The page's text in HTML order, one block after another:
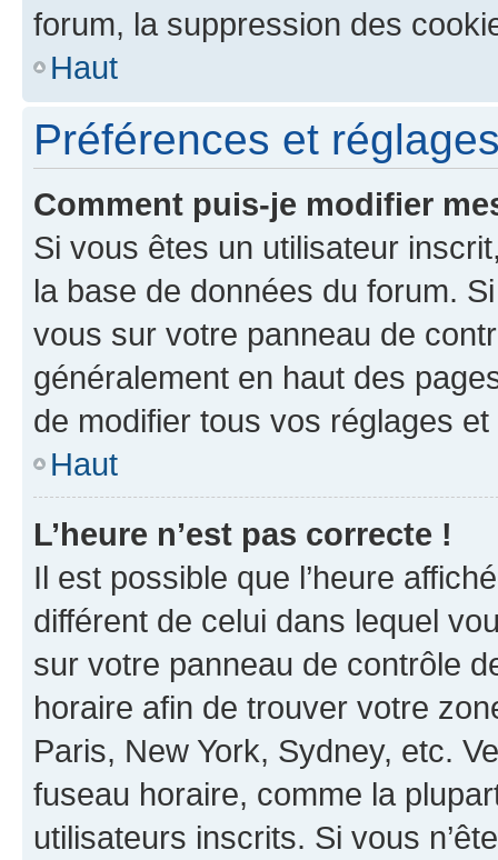
forum, la suppression des
Haut
Préférences et
Comment puis-je modifier
Si vous êtes un utilisateur
la base de données du forum.
vous sur votre panneau de
généralement en haut des
de modifier tous vos réglages
Haut
L’heure n’est pas correcte !
Il est possible que l’heure
différent de celui dans lequel
sur votre panneau de contrôle
horaire afin de trouver votre
Paris, New York, Sydney, etc.
fuseau horaire, comme la
utilisateurs inscrits. Si vous